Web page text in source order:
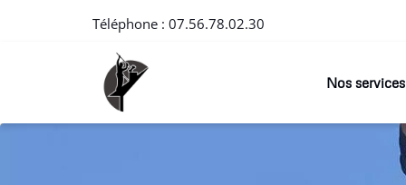
Téléphone : 07.56.78.02.30
Nos services